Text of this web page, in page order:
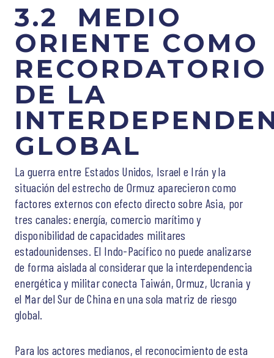
3.2 MEDIO
ORIENTE COMO
RECORDATORIO
DE LA
GLOBAL
La guerra entre Estados Unidos, Israel e Irán y la
situación del estrecho de Ormuz aparecieron como
factores externos con efecto directo sobre Asia, por
tres canales: energía, comercio marítimo y
disponibilidad de capacidades militares
estadounidenses. El Indo-Pacífico no puede analizarse
de forma aislada al considerar que la interdependencia
energética y militar conecta Taiwán, Ormuz, Ucrania y
el Mar del Sur de China en una sola matriz de riesgo
global.
Para los actores medianos, el reconocimiento de esta